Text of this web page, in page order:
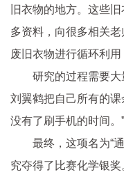
旧衣物的地方。这些
多资料，向很多相关
废旧衣物进行循环利用
研究的过程需要
刘翼鹤把自己所有的
没有了刷手机的时间。
最终，这项名为“
究夺得了比赛化学银